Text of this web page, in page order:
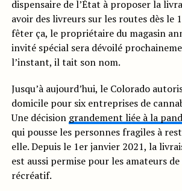
dispensaire de l’État à proposer la
avoir des livreurs sur les routes dès le
fêter ça, le propriétaire du magasin
invité spécial sera dévoilé
l’instant, il tait son nom.
Jusqu’à aujourd’hui, le Colorado
domicile pour six entreprises de
Une décision grandement liée à la
qui pousse les personnes fragiles à
elle. Depuis le 1er janvier 2021, la
est aussi permise pour les amateurs
récréatif.